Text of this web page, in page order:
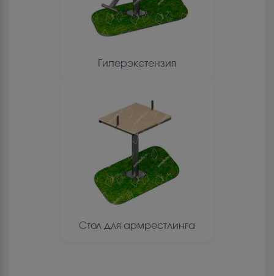
Гиперэкстензия
Стол для армрестлинга